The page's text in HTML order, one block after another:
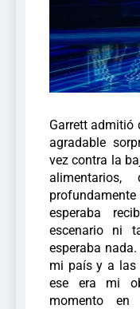
Garrett admitió
agradable
vez contra la
esperaba
escenario ni
esperaba
mi país y a las
ese era mi
momento en